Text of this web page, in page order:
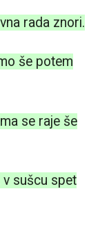
rada znori.
še potem
se raje še
v sušcu spet